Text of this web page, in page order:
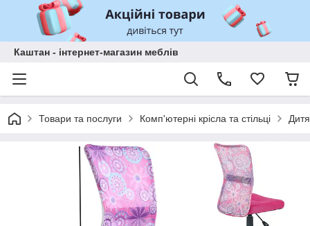
Каштан - інтернет-магазин меблів
Товари та послуги Комп'ютерні крісла та стільці